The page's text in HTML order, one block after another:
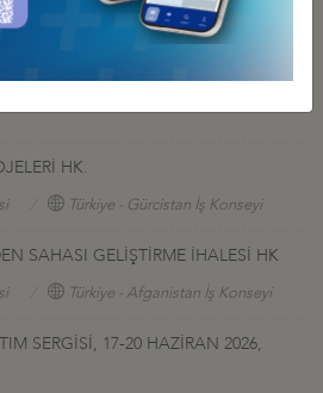
HK.
Türkiye - Gürcistan İş Konseyi
SAHASI GELİŞTİRME İHALESİ HK
Türkiye - Afganistan İş Konseyi
SERGİSİ, 17-20 HAZİRAN 2026,